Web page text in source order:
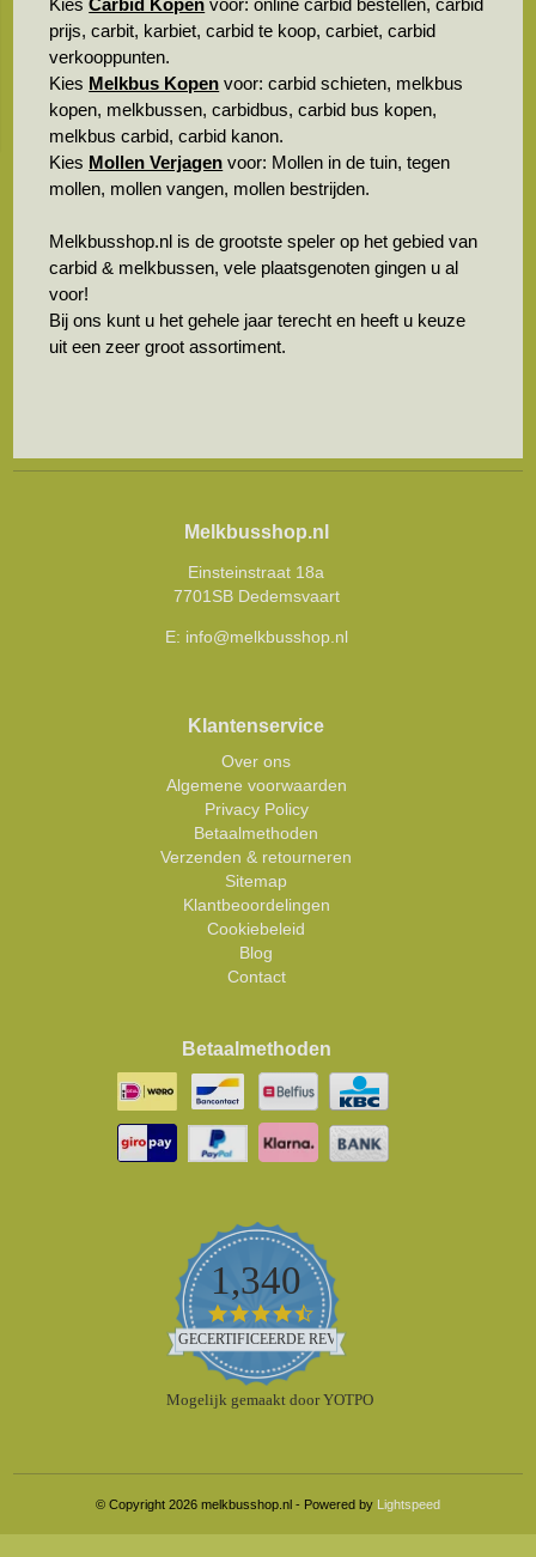
KiesCarbid Kopen voor: online carbid bestellen, carbid
prijs, carbit, karbiet, carbid te koop, carbiet, carbid
verkooppunten.
Kies Melkbus Kopen voor: carbid schieten, melkbus
kopen, melkbussen, carbidbus, carbid bus kopen,
melkbus carbid, carbid kanon.
Kies Mollen Verjagen voor: Mollen in de tuin, tegen
mollen, mollen vangen, mollen bestrijden.
Melkbusshop.nl is de grootste speler op het gebied van
carbid & melkbussen, vele plaatsgenoten gingen u al
voor!
Bij ons kunt u het gehele jaar terecht en heeft u keuze
uit een zeer groot assortiment.
Melkbusshop.nl
Einsteinstraat 18a
7701SB Dedemsvaart
E: info@melkbusshop.nl
Klantenservice
Over ons
Algemene voorwaarden
Privacy Policy
Betaalmethoden
Verzenden & retourneren
Sitemap
Klantbeoordelingen
Cookiebeleid
Blog
Contact
Betaalmethoden
1,340
4.5
star
rating
GECERTIFICEERDE REVIEWS
Mogelijk gemaakt door YOTPO
© Copyright 2026 melkbusshop.nl - Powered by Lightspeed